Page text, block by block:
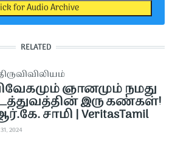
for Audio Archive
RELATED
ஞானமும் நமது
இரு கண்கள்!
சாமி | VeritasTamil
2024